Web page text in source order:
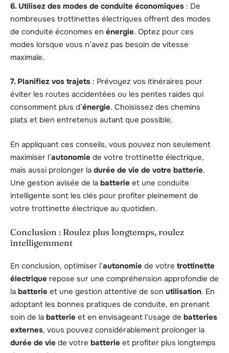
6. Utilisez des modes de conduite économiques : De
nombreuses trottinettes électriques offrent des modes
de conduite économes en énergie. Optez pour ces
modes lorsque vous n’avez pas besoin de vitesse
maximale.
7. Planifiez vos trajets : Prévoyez vos itinéraires pour
éviter les routes accidentées ou les pentes raides qui
consomment plus d’énergie. Choisissez des chemins
plats et bien entretenus autant que possible.
En appliquant ces conseils, vous pouvez non seulement
maximiser l’autonomie de votre trottinette électrique,
mais aussi prolonger la durée de vie de votre batterie.
Une gestion avisée de la batterie et une conduite
intelligente sont les clés pour profiter pleinement de
votre trottinette électrique au quotidien.
Conclusion : Roulez plus longtemps, roulez
intelligemment
En conclusion, optimiser l’autonomie de votre trottinette
électrique repose sur une compréhension approfondie de
la batterie et une gestion attentive de son utilisation. En
adoptant les bonnes pratiques de conduite, en prenant
soin de la batterie et en envisageant l’usage de batteries
externes, vous pouvez considérablement prolonger la
durée de vie de votre batterie et profiter plus longtemps